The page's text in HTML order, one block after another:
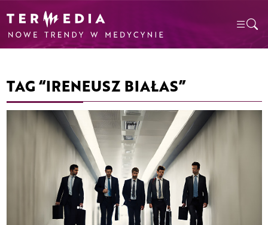
TAG “IRENEUSZ BIAŁAS”